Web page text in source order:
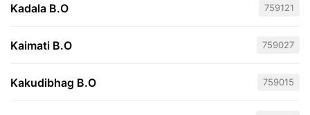
Kadala B.O 759121
Kaimati B.O 759027
Kakudibhag B.O 759015